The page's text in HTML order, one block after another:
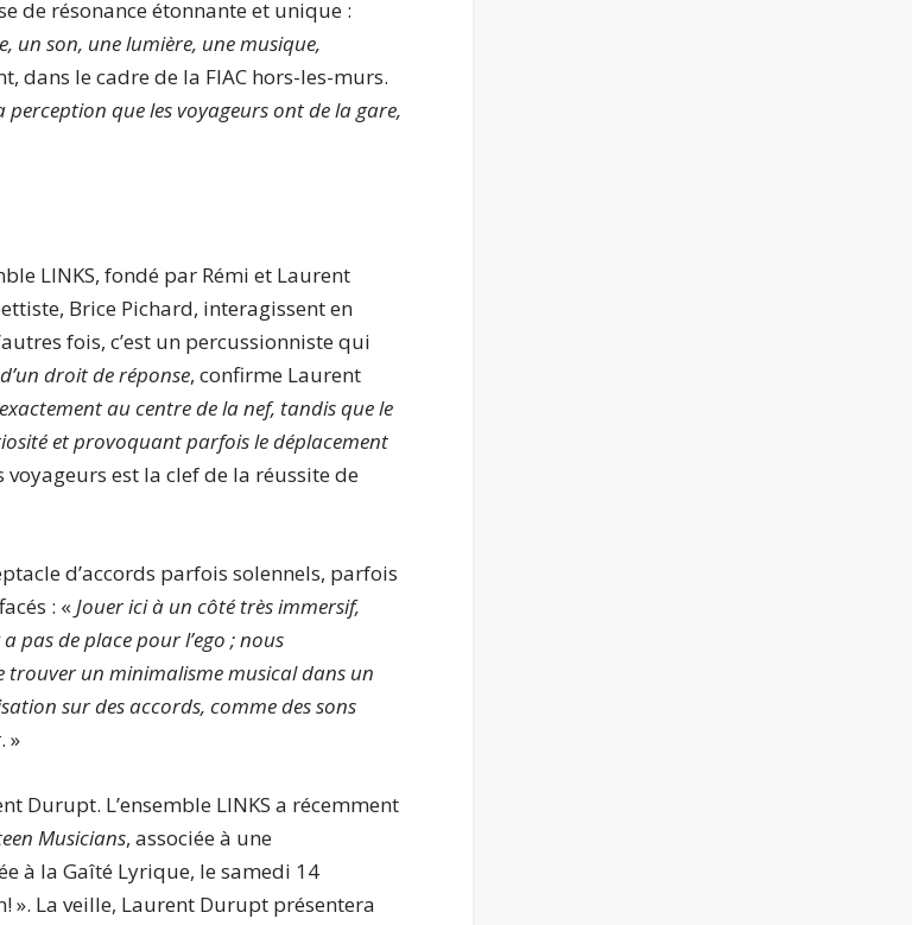
de résonance étonnante et unique :
un son, une lumière, une musique,
dans le cadre de la FIAC hors-les-murs.
que les voyageurs ont de la gare,
LINKS, fondé par Rémi et Laurent
Brice Pichard, interagissent en
fois, c’est un percussionniste qui
droit de réponse, confirme Laurent
au centre de la nef, tandis que le
et provoquant parfois le déplacement
est la clef de la réussite de
d’accords parfois solennels, parfois
: «Jouer ici à un côté très immersif,
a pas de place pour l’ego ; nous
trouver un minimalisme musical dans un
sur des accords, comme des sons
. »
Durupt. L’ensemble LINKS a récemment
Musicians, associée à une
à la Gaîté Lyrique, le samedi 14
». La veille, Laurent Durupt présentera